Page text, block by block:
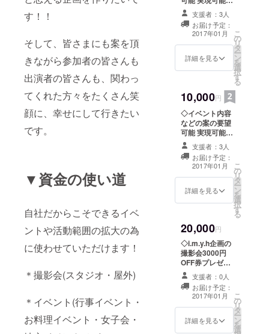
す！！
そして、皆さまにも案を頂
きながら参加者の皆さんも
出演者の皆さんも、関わっ
てくれた方々をたくさん笑
顔に、幸せにして行きたい
です。
▼資金の使い道
自社だからこそできるイベ
ントや活動範囲の拡大の為
に使わせていただけます！
＊撮影会(スタジオ・屋外)
＊イベント(行事イベント・
お料理イベント・女子会・
ルーム」
《お問合
せ》
h11y.y07h.p
限りの要望を参
考にさせて頂き
ます。 ◇サイン
入り写真1枚
支援者：3人
お届け予定：
2017年01月
詳細を見る
こ
の
リ
タ
ー
ン
を
選
択
す
る
10,000円
◇イベント内容
などの案の要望
可能 実現可能な
限りの要望を参
考にさせて頂き
ます。 ◇サイン
入り写真2枚
支援者：3人
お届け予定：
2017年01月
詳細を見る
こ
の
リ
タ
ー
ン
を
選
択
す
る
20,000円
◇i.m.y.h企画の
撮影会3000円
OFF券プレゼン
ト ◇イベント内
容などの案の要
望可能 実現可能
な限りの要望を
参考にさせて頂
きます。 ◇サイ
支援者：0人
お届け予定：
2017年01月
詳細を見る
こ
の
リ
タ
ー
ン
を
選